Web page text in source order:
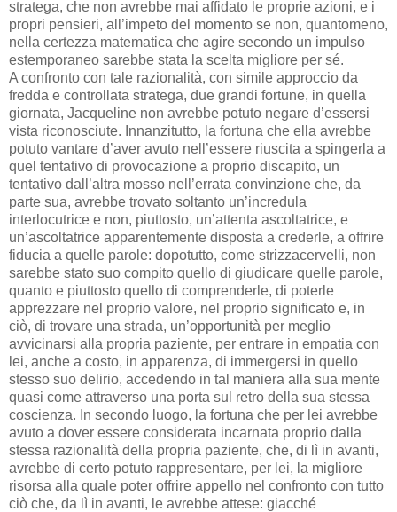
stratega, che non avrebbe mai affidato le proprie azioni, e i
propri pensieri, all’impeto del momento se non, quantomeno,
nella certezza matematica che agire secondo un impulso
estemporaneo sarebbe stata la scelta migliore per sé.
A confronto con tale razionalità, con simile approccio da
fredda e controllata stratega, due grandi fortune, in quella
giornata, Jacqueline non avrebbe potuto negare d’essersi
vista riconosciute. Innanzitutto, la fortuna che ella avrebbe
potuto vantare d’aver avuto nell’essere riuscita a spingerla a
quel tentativo di provocazione a proprio discapito, un
tentativo dall’altra mosso nell’errata convinzione che, da
parte sua, avrebbe trovato soltanto un’incredula
interlocutrice e non, piuttosto, un’attenta ascoltatrice, e
un’ascoltatrice apparentemente disposta a crederle, a offrire
fiducia a quelle parole: dopotutto, come strizzacervelli, non
sarebbe stato suo compito quello di giudicare quelle parole,
quanto e piuttosto quello di comprenderle, di poterle
apprezzare nel proprio valore, nel proprio significato e, in
ciò, di trovare una strada, un’opportunità per meglio
avvicinarsi alla propria paziente, per entrare in empatia con
lei, anche a costo, in apparenza, di immergersi in quello
stesso suo delirio, accedendo in tal maniera alla sua mente
quasi come attraverso una porta sul retro della sua stessa
coscienza. In secondo luogo, la fortuna che per lei avrebbe
avuto a dover essere considerata incarnata proprio dalla
stessa razionalità della propria paziente, che, di lì in avanti,
avrebbe di certo potuto rappresentare, per lei, la migliore
risorsa alla quale poter offrire appello nel confronto con tutto
ciò che, da lì in avanti, le avrebbe attese: giacché